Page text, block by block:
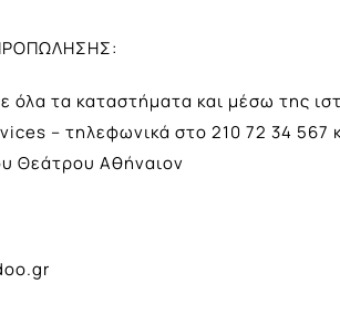
όλα τα καταστήματα και μέσω της
– τηλεφωνικά στο 210 72 34
Θεάτρου Αθήναιον